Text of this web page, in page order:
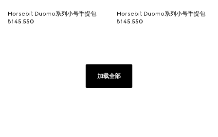
Horsebit Duomo系列小号手提包
₺145.550
Horsebit Duomo系列小号手提包
₺145.550
加载全部